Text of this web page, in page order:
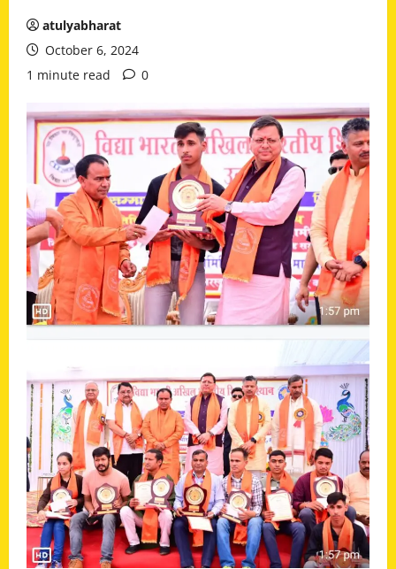
atulyabharat
October 6, 2024
1 minute read
0